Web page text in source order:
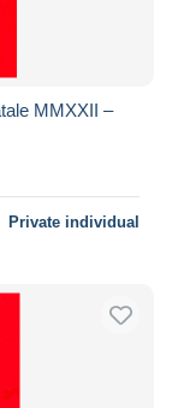
MMXXII –
Private individual